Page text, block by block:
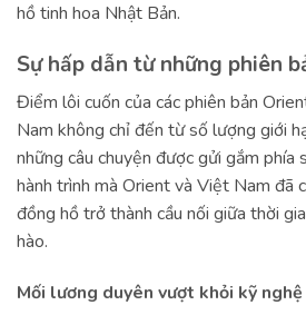
hồ tinh hoa Nhật Bản.
Sự hấp dẫn từ những phiên
Điểm lôi cuốn của các phiên bản
Nam không chỉ đến từ số lượng giới
những câu chuyện được gửi gắm
hành trình mà Orient và Việt Nam đã
đồng hồ trở thành cầu nối giữa thời
hào.
Mối lương duyên vượt khỏi kỹ